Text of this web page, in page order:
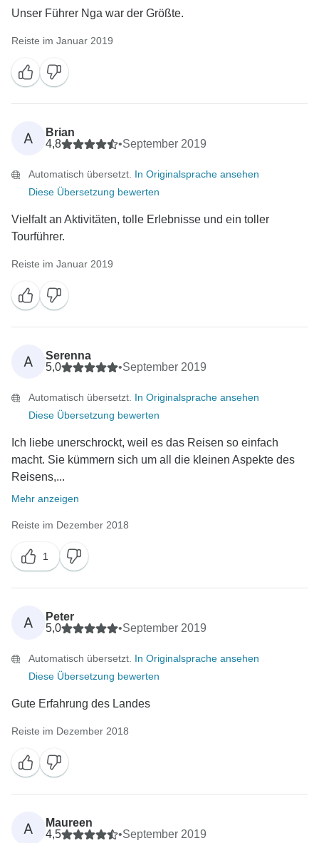
Unser Führer Nga war der Größte.
Reiste im Januar 2019
A
Brian
4,8
•September 2019
Automatisch übersetzt. In Originalsprache ansehen
Diese Übersetzung bewerten
Vielfalt an Aktivitäten, tolle Erlebnisse und ein toller
Tourführer.
Reiste im Januar 2019
A
Serenna
5,0
•September 2019
Automatisch übersetzt. In Originalsprache ansehen
Diese Übersetzung bewerten
Ich liebe unerschrockt, weil es das Reisen so einfach
macht. Sie kümmern sich um all die kleinen Aspekte des
Reisens,...
Mehr anzeigen
Reiste im Dezember 2018
1
A
Peter
5,0
•September 2019
Automatisch übersetzt. In Originalsprache ansehen
Diese Übersetzung bewerten
Gute Erfahrung des Landes
Reiste im Dezember 2018
A
Maureen
4,5
•September 2019